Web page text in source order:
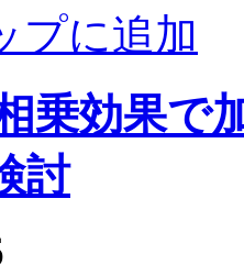
プに追加
乗効果
討